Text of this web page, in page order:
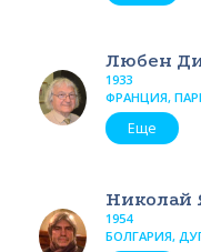
Любен
1933
ФРАНЦИЯ,
Еще
Николай
1954
БОЛГАРИЯ,